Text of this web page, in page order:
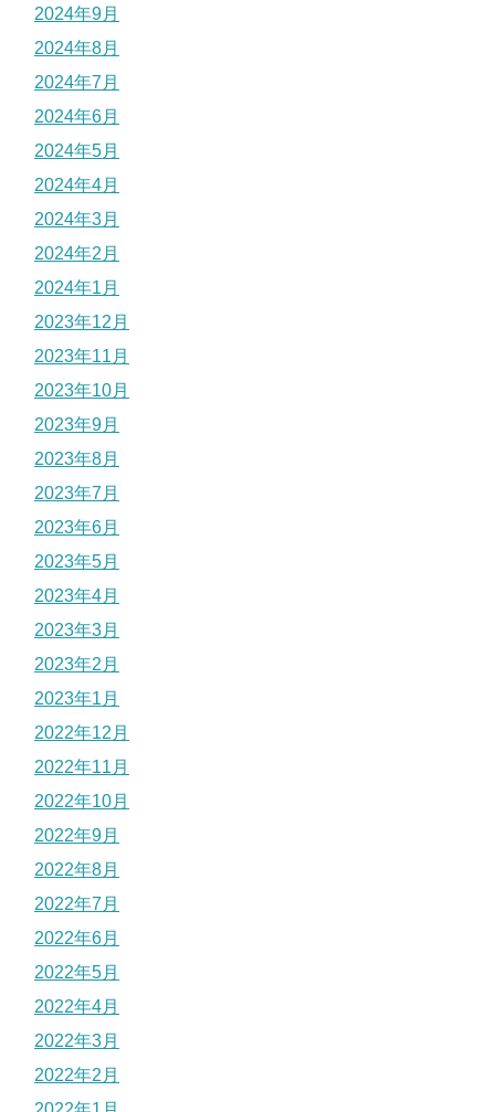
2024年9月
2024年8月
2024年7月
2024年6月
2024年5月
2024年4月
2024年3月
2024年2月
2024年1月
2023年12月
2023年11月
2023年10月
2023年9月
2023年8月
2023年7月
2023年6月
2023年5月
2023年4月
2023年3月
2023年2月
2023年1月
2022年12月
2022年11月
2022年10月
2022年9月
2022年8月
2022年7月
2022年6月
2022年5月
2022年4月
2022年3月
2022年2月